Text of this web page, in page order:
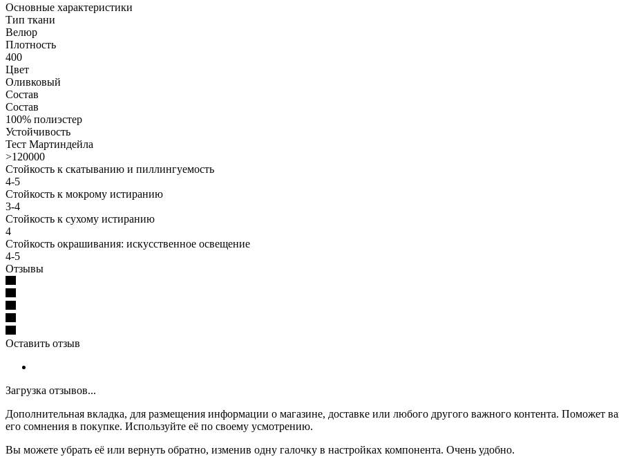
Основные характеристики
Тип ткани
Велюр
Плотность
400
Цвет
Оливковый
Состав
Состав
100% полиэстер
Устойчивость
Тест Мартиндейла
>120000
Стойкость к скатыванию и пиллингуемость
4-5
Стойкость к мокрому истиранию
3-4
Стойкость к сухому истиранию
4
Стойкость окрашивания: искусственное освещение
4-5
Отзывы
Оставить отзыв
Загрузка отзывов...
Дополнительная вкладка, для размещения информации о магазине, доставке или любого другого важного контента. Поможет
его сомнения в покупке. Используйте её по своему усмотрению.
Вы можете убрать её или вернуть обратно, изменив одну галочку в настройках компонента. Очень удобно.